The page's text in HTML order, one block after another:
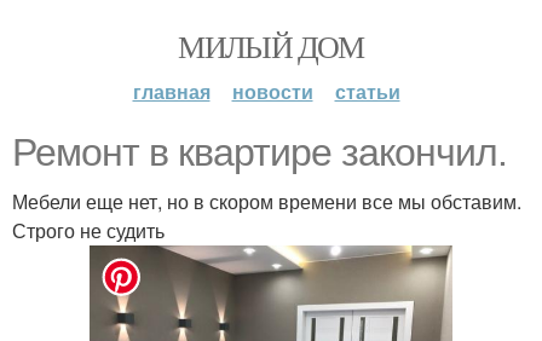
МИЛЫЙ ДОМ
главная новости статьи
Ремонт в квартире закончил.
Мебели еще нет, но в скором времени все мы обставим.
Строго не судить